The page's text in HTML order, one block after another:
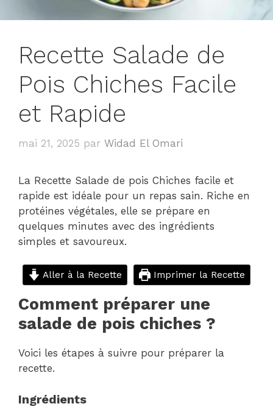
Recette Salade de
Pois Chiches Facile
et Rapide
mai 21, 2025 par Widad El Omari
La Recette Salade de pois Chiches facile et
rapide est idéale pour un repas sain. Riche en
protéines végétales, elle se prépare en
quelques minutes avec des ingrédients
simples et savoureux.
Aller à la Recette Imprimer la Recette
Comment préparer une
salade de pois chiches ?
Voici les étapes à suivre pour préparer la
recette.
Ingrédients